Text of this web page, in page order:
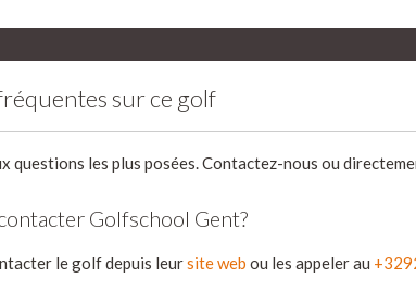
sur ce golf
questions les plus posées. Contactez-nous ou
Golfschool Gent?
le golf depuis leursite web ou les appeler au